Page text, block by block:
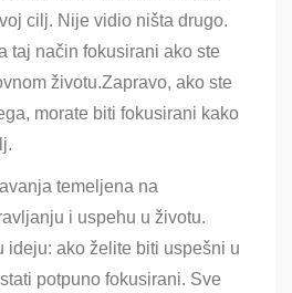
cilj. Nije vidio ništa drugo.
taj način fokusirani ako ste
životu.Zapravo, ako ste
morate biti fokusirani kako
temeljena na
i uspehu u životu.
ideju: ako želite biti uspešni u
potpuno fokusirani. Sve